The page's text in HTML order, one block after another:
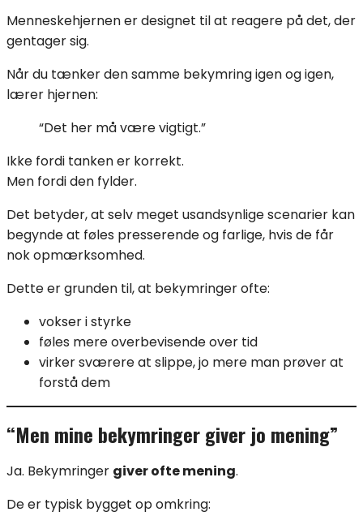
Menneskehjernen er designet til at reagere på det, der
gentager sig.
Når du tænker den samme bekymring igen og igen,
lærer hjernen:
“Det her må være vigtigt.”
Ikke fordi tanken er korrekt.
Men fordi den fylder.
Det betyder, at selv meget usandsynlige scenarier kan
begynde at føles presserende og farlige, hvis de får
nok opmærksomhed.
Dette er grunden til, at bekymringer ofte:
vokser i styrke
føles mere overbevisende over tid
virker sværere at slippe, jo mere man prøver at
forstå dem
“Men mine bekymringer giver jo mening”
Ja. Bekymringer giver ofte mening.
De er typisk bygget op omkring: